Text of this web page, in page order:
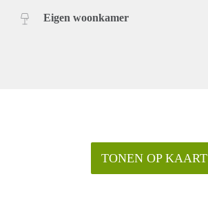
Eigen woonkamer
TONEN OP KAART